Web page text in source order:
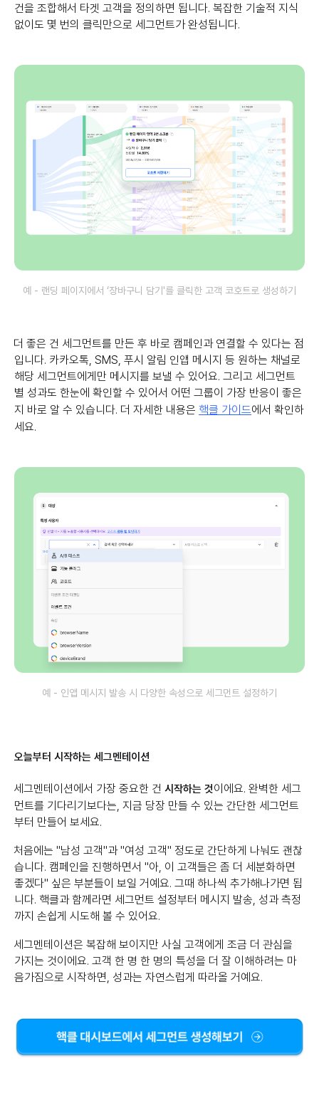
건을 조합해서 타겟 고객을 정의하면 됩니다. 복잡한 기술적 지식
없이도 몇 번의 클릭만으로 세그먼트가 완성됩니다.
예 - 랜딩 페이지에서 ‘장바구니 담기'를 클릭한 고객 코호트로 생성하기
더 좋은 건 세그먼트를 만든 후 바로 캠페인과 연결할 수 있다는 점
입니다. 카카오톡, SMS, 푸시 알림 인앱 메시지 등 원하는 채널로
해당 세그먼트에게만 메시지를 보낼 수 있어요. 그리고 세그먼트
별 성과도 한눈에 확인할 수 있어서 어떤 그룹이 가장 반응이 좋은
지 바로 알 수 있습니다. 더 자세한 내용은 핵클 가이드에서 확인하
세요.
예 - 인앱 메시지 발송 시 다양한 속성으로 세그먼트 설정하기
오늘부터 시작하는 세그멘테이션
세그멘테이션에서 가장 중요한 건 시작하는 것이에요. 완벽한 세그
먼트를 기다리기보다는, 지금 당장 만들 수 있는 간단한 세그먼트
부터 만들어 보세요.
처음에는 "남성 고객"과 "여성 고객" 정도로 간단하게 나눠도 괜찮
습니다. 캠페인을 진행하면서 "아, 이 고객들은 좀 더 세분화하면
좋겠다" 싶은 부분들이 보일 거예요. 그때 하나씩 추가해나가면 됩
니다. 핵클과 함께라면 세그먼트 설정부터 메시지 발송, 성과 측정
까지 손쉽게 시도해 볼 수 있어요.
세그멘테이션은 복잡해 보이지만 사실 고객에게 조금 더 관심을
가지는 것이에요. 고객 한 명 한 명의 특성을 더 잘 이해하려는 마
음가짐으로 시작하면, 성과는 자연스럽게 따라올 거예요.